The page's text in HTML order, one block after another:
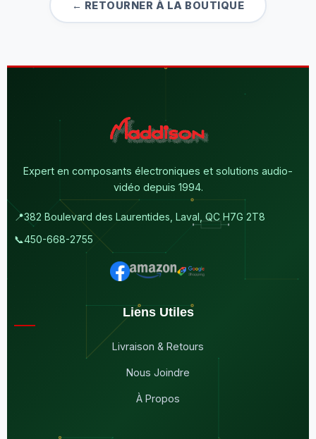
← RETOURNER À LA BOUTIQUE
Expert en composants électroniques et solutions audio-
vidéo depuis 1994.
📍382 Boulevard des Laurentides, Laval, QC H7G 2T8
📞450-668-2755
Liens Utiles
Livraison & Retours
Nous Joindre
À Propos